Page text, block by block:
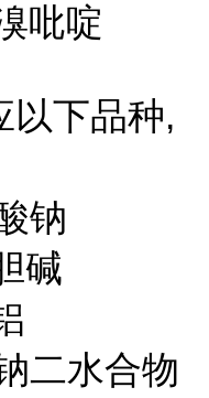
吡啶
以下品种,
钠
碱
二水合物